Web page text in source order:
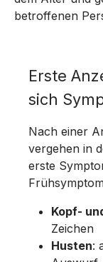
betroffenen
Erste
sich
Nach einer
vergehen in
erste
Kopf-
Zeichen
Husten: